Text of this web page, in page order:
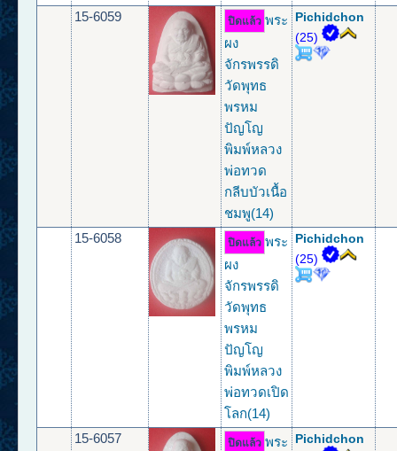
15-6059 ปิดแล้ว พระ
ผง
จักรพรรดิ
วัดพุทธ
พรหม
ปัญโญ
พิมพ์หลวง
พ่อทวด
กลีบบัวเนื้อ
ชมพู(14)
Pichidchon
(25)
15-6058 ปิดแล้ว พระ
ผง
จักรพรรดิ
วัดพุทธ
พรหม
ปัญโญ
พิมพ์หลวง
พ่อทวดเปิด
โลก(14)
Pichidchon
(25)
15-6057 ปิดแล้ว พระ
Pichidchon